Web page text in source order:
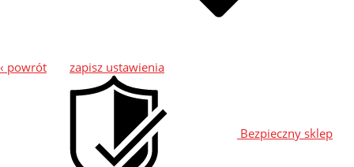
‹ powrót zapisz ustawienia
Bezpieczny sklep